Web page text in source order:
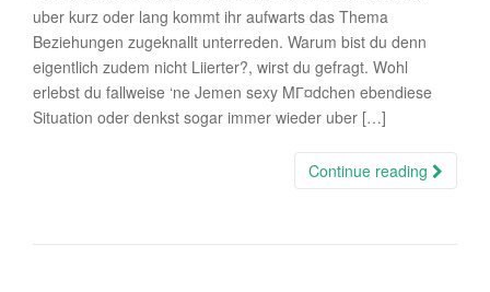
uber kurz oder lang kommt ihr aufwarts das Thema
Beziehungen zugeknallt unterreden. Warum bist du denn
eigentlich zudem nicht Liierter?, wirst du gefragt. Wohl
erlebst du fallweise ‘ne Jemen sexy MГ¤dchen ebendiese
Situation oder denkst sogar immer wieder uber […]
Continue reading